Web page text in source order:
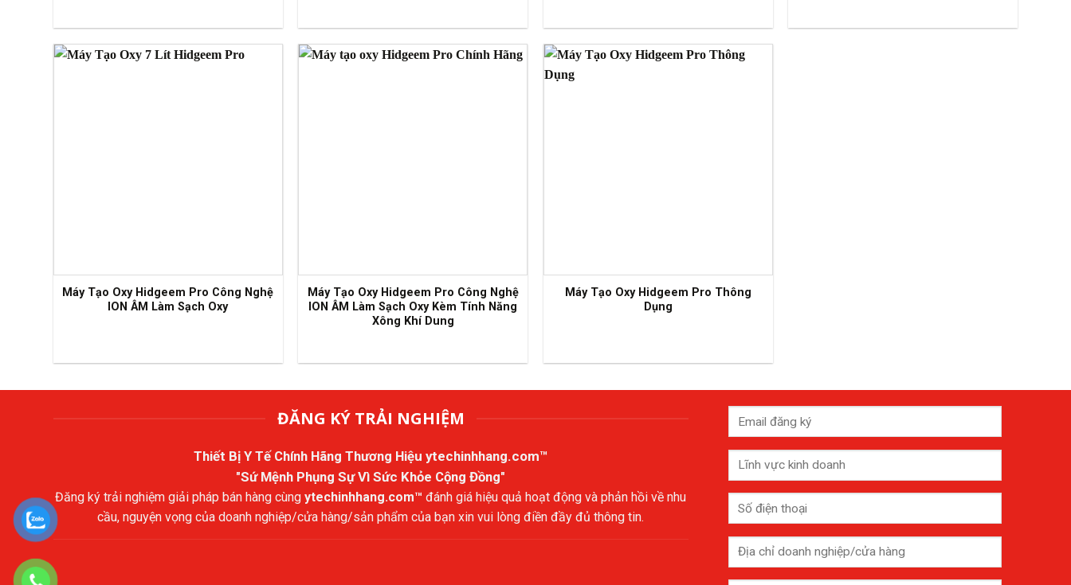
Máy Tạo Oxy Hidgeem Pro Công Nghệ
ION ÂM Làm Sạch Oxy
Máy Tạo Oxy Hidgeem Pro Công Nghệ
ION ÂM Làm Sạch Oxy Kèm Tính Năng
Xông Khí Dung
Máy Tạo Oxy Hidgeem Pro Thông
Dụng
ĐĂNG KÝ TRẢI NGHIỆM
Thiết Bị Y Tế Chính Hãng Thương Hiệu ytechinhhang.com™
"Sứ Mệnh Phụng Sự Vì Sức Khỏe Cộng Đồng"
Đăng ký trải nghiệm giải pháp bán hàng cùngytechinhhang.com™đánh giá hiệu quả hoạt động và phản hồi về nhu
cầu, nguyện vọng của doanh nghiệp/cửa hàng/sản phẩm của bạn xin vui lòng điền đầy đủ thông tin.